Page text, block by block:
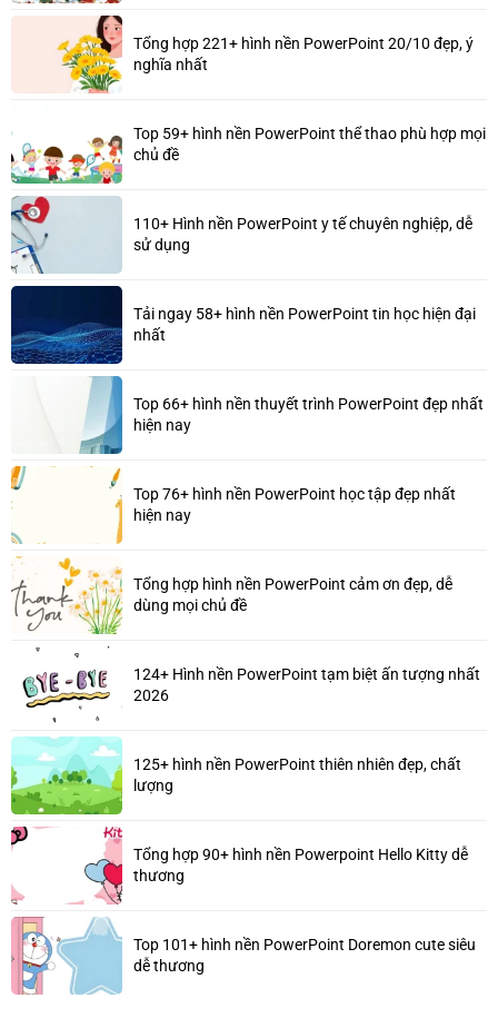
Tổng hợp 221+ hình nền PowerPoint 20/10 đẹp, ý
nghĩa nhất
Top 59+ hình nền PowerPoint thể thao phù hợp mọi
chủ đề
110+ Hình nền PowerPoint y tế chuyên nghiệp, dễ
sử dụng
Tải ngay 58+ hình nền PowerPoint tin học hiện đại
nhất
Top 66+ hình nền thuyết trình PowerPoint đẹp nhất
hiện nay
Top 76+ hình nền PowerPoint học tập đẹp nhất
hiện nay
Tổng hợp hình nền PowerPoint cảm ơn đẹp, dễ
dùng mọi chủ đề
124+ Hình nền PowerPoint tạm biệt ấn tượng nhất
2026
125+ hình nền PowerPoint thiên nhiên đẹp, chất
lượng
Tổng hợp 90+ hình nền Powerpoint Hello Kitty dễ
thương
Top 101+ hình nền PowerPoint Doremon cute siêu
dễ thương